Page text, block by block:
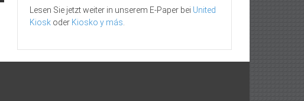
Lesen Sie jetzt weiter in unserem E-Paper bei United
Kiosk oder Kiosko y más